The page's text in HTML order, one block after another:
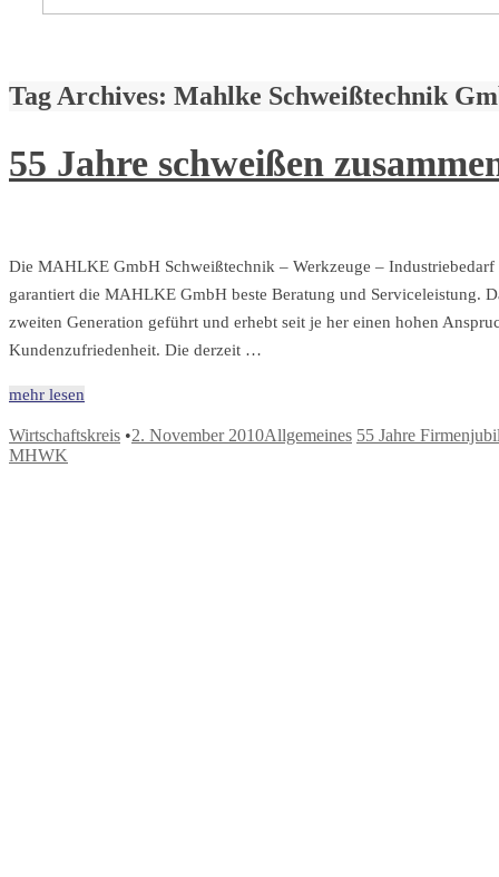
Tag Archives: Mahlke Schweißtechnik
55 Jahre schweißen
Die MAHLKE GmbH Schweißtechnik – Werkzeuge –
garantiert die MAHLKE GmbH beste Beratung und Serviceleistung.
zweiten Generation geführt und erhebt seit je her einen hohen
Kundenzufriedenheit. Die derzeit …
mehr lesen
Wirtschaftskreis •2. November 2010Allgemeines 55 Jahre
MHWK